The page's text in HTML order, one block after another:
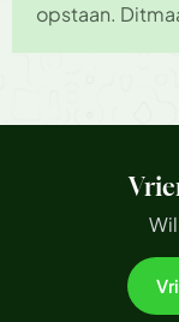
opstaan.